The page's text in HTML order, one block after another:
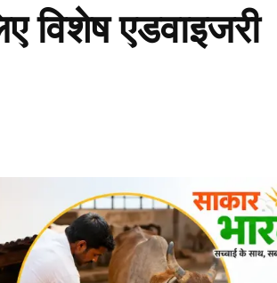
विशेष एडवाइजरी